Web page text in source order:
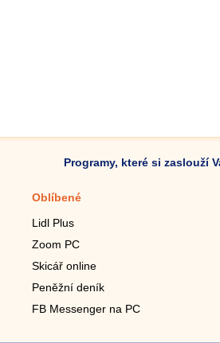
Programy, které si zaslouží
Oblíbené
Lidl Plus
Zoom PC
Skicář online
Peněžní deník
FB Messenger na PC